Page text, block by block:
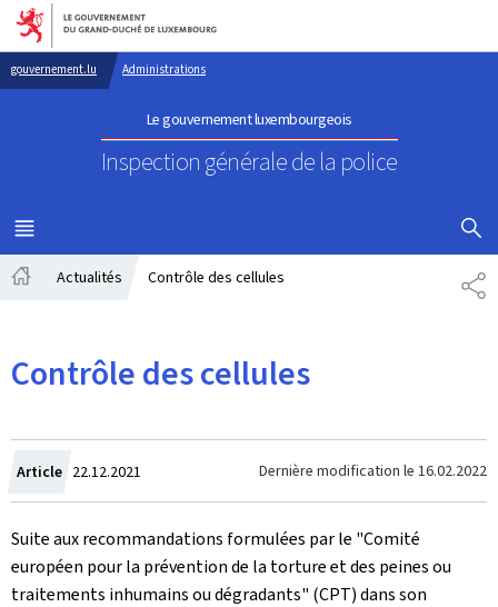
Aller au menu principal
Aller au contenu
gouvernement.lu Administrations
Le gouvernement luxembourgeois
Inspection générale de la police
MENU
PRINCIPAL
Actualités Contrôle des cellules
Contrôle des cellules
Article Crée
le
22.12.2021 Dernière modification le 16.02.2022
Suite aux recommandations formulées par le "Comité
européen pour la prévention de la torture et des peines ou
traitements inhumains ou dégradants" (CPT) dans son